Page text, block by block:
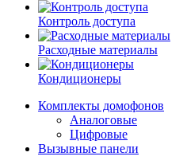
Контроль доступа
Расходные материалы
Кондиционеры
Комплекты домофонов
Аналоговые
Цифровые
Вызывные панели